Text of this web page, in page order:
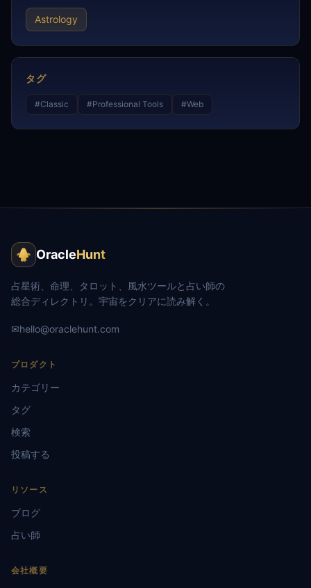
Astrology
タグ
#Classic #Professional Tools #Web
OracleHunt
占星術、命理、タロット、風水ツールと占い師の
総合ディレクトリ。宇宙をクリアに読み解く。
✉hello@oraclehunt.com
プロダクト
カテゴリー
タグ
検索
投稿する
リソース
ブログ
占い師
会社概要